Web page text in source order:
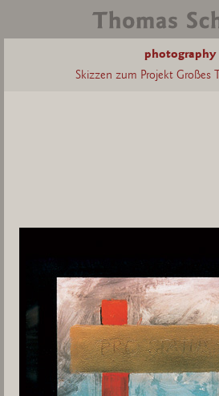
photography
Skizzen zum Projekt Großes